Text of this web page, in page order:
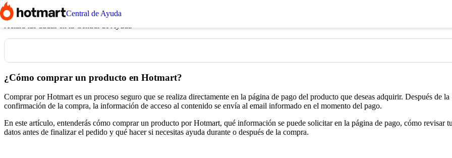
Central de Ayuda
Inicio Necesito ayuda para comprar
¿Cómo comprar un producto en Hotmart?
Comprar por Hotmart es un proceso seguro que se realiza directamente en la página de pago del producto que deseas adquirir. Después de la
confirmación de la compra, la información de acceso al contenido se envía al email informado en el momento del pago.
En este artículo, entenderás cómo comprar un producto por Hotmart, qué información se puede solicitar en la página de pago, cómo revisar
datos antes de finalizar el pedido y qué hacer si necesitas ayuda durante o después de la compra.